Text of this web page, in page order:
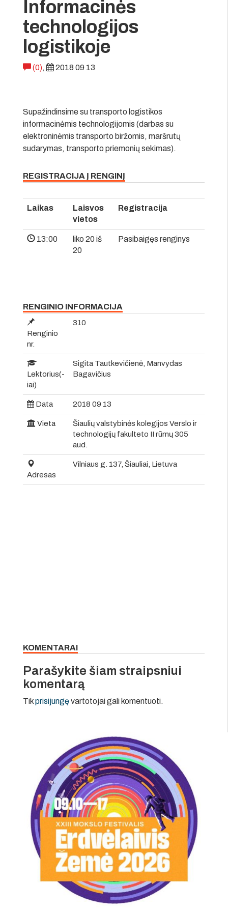
Informacinės
technologijos
logistikoje
(0), 2018 09 13
Supažindinsime su transporto logistikos
informacinėmis technologijomis (darbas su
elektroninėmis transporto biržomis, maršrutų
sudarymas, transporto priemonių sekimas).
REGISTRACIJA Į RENGINĮ
Laikas
Laisvos
vietos
Registracija
13:00
liko 20 iš
20
Pasibaigęs renginys
RENGINIO INFORMACIJA
Renginio
nr.
310
Lektorius(-
iai)
Sigita Tautkevičienė, Manvydas
Bagavičius
Data 2018 09 13
Vieta
Šiaulių valstybinės kolegijos Verslo ir
technologijų fakulteto II rūmų 305
aud.
Adresas
Vilniaus g. 137, Šiauliai, Lietuva
KOMENTARAI
Parašykite šiam straipsniui
komentarą
Tikprisijungęvartotojai gali komentuoti.